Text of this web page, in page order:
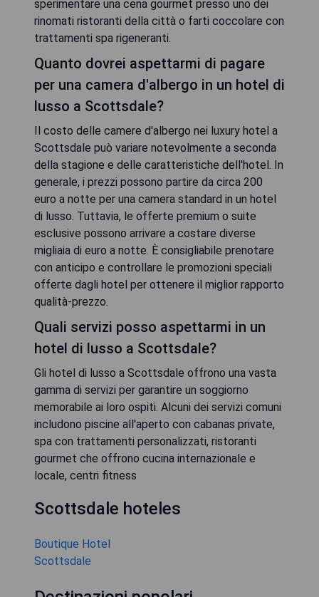
sperimentare una cena gourmet presso uno dei
rinomati ristoranti della città o farti coccolare con
trattamenti spa rigeneranti.
Quanto dovrei aspettarmi di pagare
per una camera d'albergo in un hotel di
lusso a Scottsdale?
Il costo delle camere d'albergo nei luxury hotel a
Scottsdale può variare notevolmente a seconda
della stagione e delle caratteristiche dell'hotel. In
generale, i prezzi possono partire da circa 200
euro a notte per una camera standard in un hotel
di lusso. Tuttavia, le offerte premium o suite
esclusive possono arrivare a costare diverse
migliaia di euro a notte. È consigliabile prenotare
con anticipo e controllare le promozioni speciali
offerte dagli hotel per ottenere il miglior rapporto
qualità-prezzo.
Quali servizi posso aspettarmi in un
hotel di lusso a Scottsdale?
Gli hotel di lusso a Scottsdale offrono una vasta
gamma di servizi per garantire un soggiorno
memorabile ai loro ospiti. Alcuni dei servizi comuni
includono piscine all'aperto con cabanas private,
spa con trattamenti personalizzati, ristoranti
gourmet che offrono cucina internazionale e
locale, centri fitness
Scottsdale hoteles
Boutique Hotel
Scottsdale